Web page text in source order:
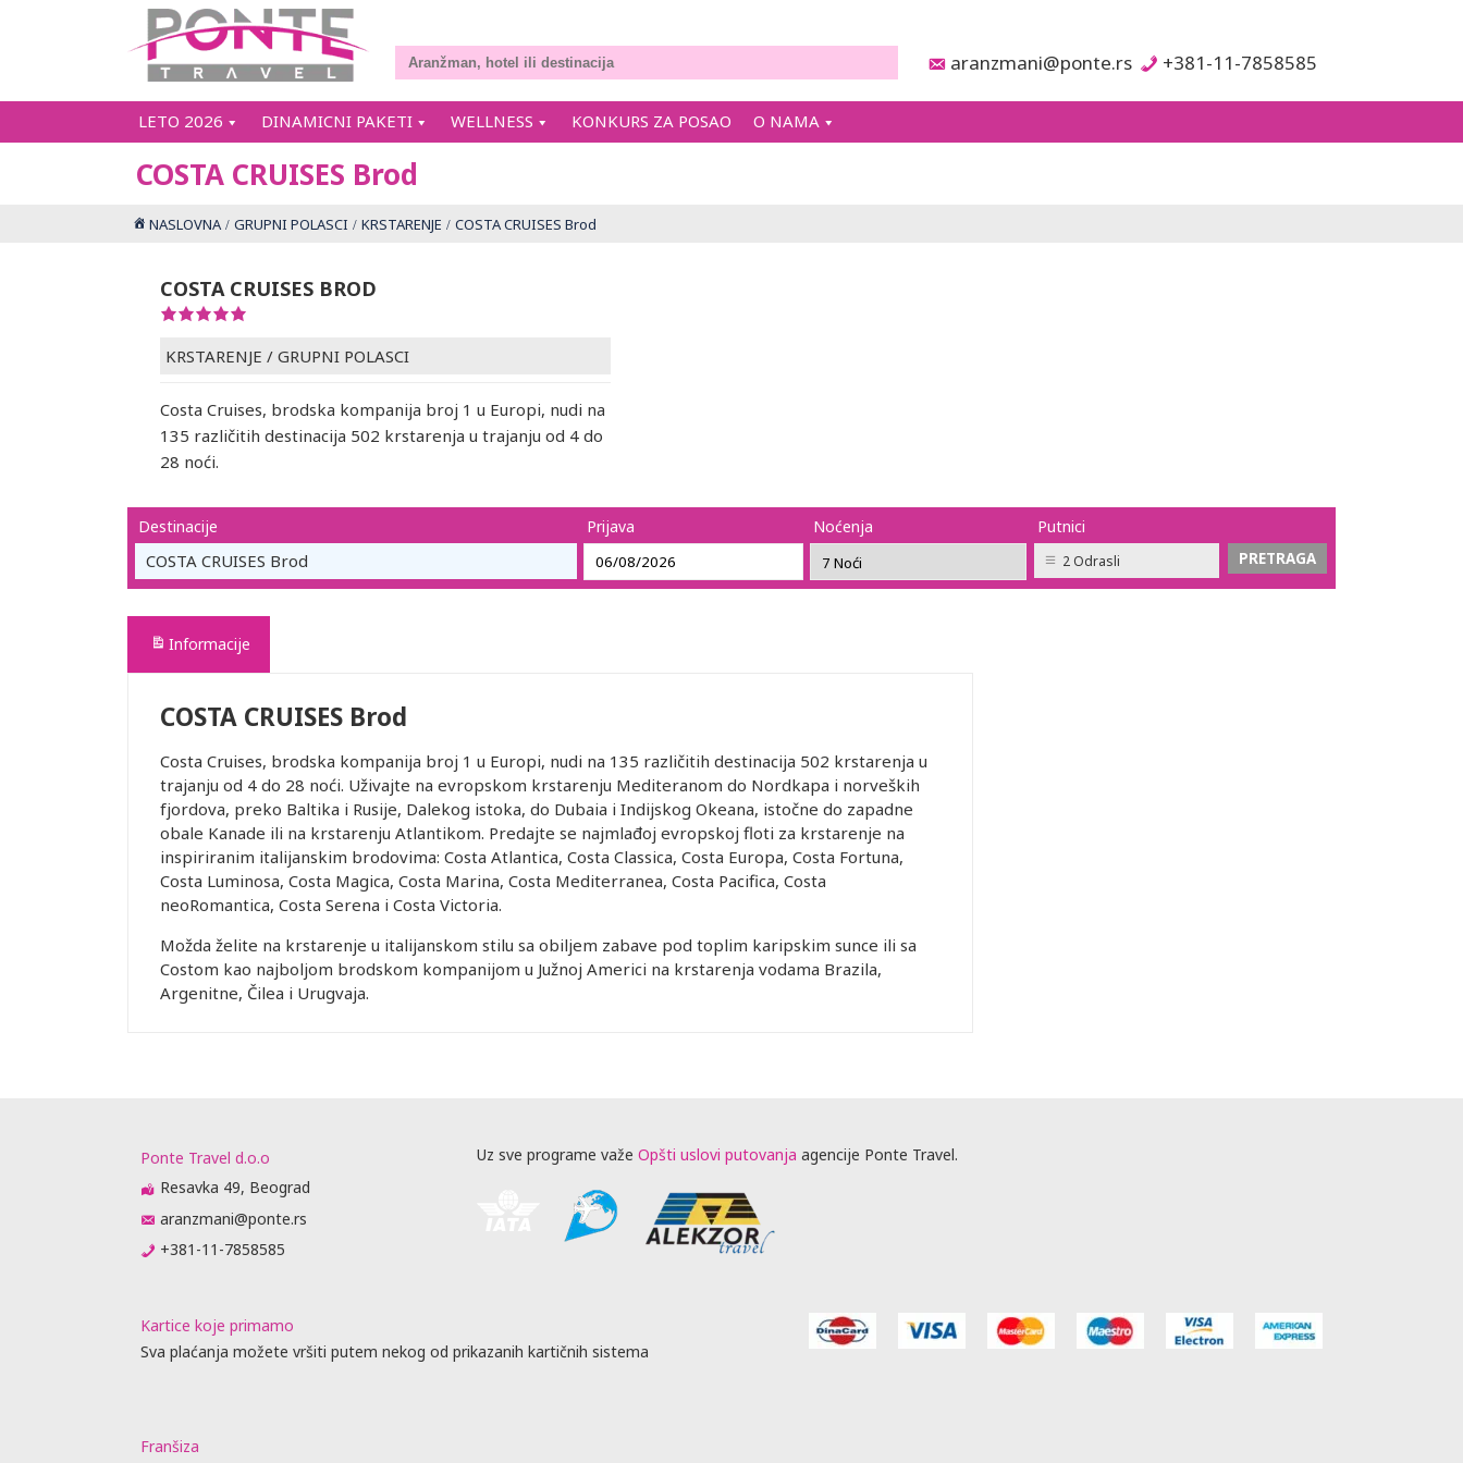
aranzmani@ponte.rs +381-11-7858585
LETO 2026 DINAMICNI PAKETI WELLNESS KONKURS ZA POSAO O NAMA
COSTA CRUISES Brod
NASLOVNA GRUPNI POLASCI KRSTARENJE COSTA CRUISES Brod
COSTA CRUISES BROD
KRSTARENJE / GRUPNI POLASCI
Costa Cruises, brodska kompanija broj 1 u Europi, nudi na
135 različitih destinacija 502 krstarenja u trajanju od 4 do
28 noći.
Destinacije
COSTA CRUISES Brod
Prijava Noćenja Putnici
2 Odrasli
Informacije
COSTA CRUISES Brod
Costa Cruises, brodska kompanija broj 1 u Europi, nudi na 135 različitih destinacija 502 krstarenja u
trajanju od 4 do 28 noći. Uživajte na evropskom krstarenju Mediteranom do Nordkapa i norveških
fjordova, preko Baltika i Rusije, Dalekog istoka, do Dubaia i Indijskog Okeana, istočne do zapadne
obale Kanade ili na krstarenju Atlantikom. Predajte se najmlađoj evropskoj floti za krstarenje na
inspiriranim italijanskim brodovima: Costa Atlantica, Costa Classica, Costa Europa, Costa Fortuna,
Costa Luminosa, Costa Magica, Costa Marina, Costa Mediterranea, Costa Pacifica, Costa
neoRomantica, Costa Serena i Costa Victoria.
Možda želite na krstarenje u italijanskom stilu sa obiljem zabave pod toplim karipskim sunce ili sa
Costom kao najboljom brodskom kompanijom u Južnoj Americi na krstarenja vodama Brazila,
Argenitne, Čilea i Urugvaja.
Ponte Travel d.o.o
Resavka 49, Beograd
aranzmani@ponte.rs
+381-11-7858585
Uz sve programe važe Opšti uslovi putovanja agencije Ponte Travel.
Kartice koje primamo
Sva plaćanja možete vršiti putem nekog od prikazanih kartičnih sistema
Franšiza